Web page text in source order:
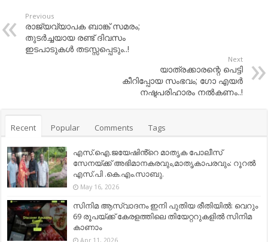
Previous
രാജ്യവ്യാപക ബാങ്ക് സമരം;
തുടര്‍ച്ചയായ രണ്ട് ദിവസം
ഇടപാടുകള്‍ തടസ്സപ്പെടും..!
Next
യാത്രക്കാരന്റെ പെട്ടി
കീറിപ്പോയ സംഭവം; ഗോ എയര്‍
നഷ്ടപരിഹാരം നല്‍കണം..!
Recent Popular Comments Tags
എസ്.ഐ.ജയേഷിൻ്റെ മാതൃക പോലീസ്
സേനയ്ക്ക് അഭിമാനകരവും,മാതൃകാപരവും: റൂറൽ
എസ്.പി .കെ.എം.സാബു.
May 16, 2026
സിനിമ ആസ്വാദനം ഇനി പുതിയ രീതിയിൽ: വെറും
69 രൂപയ്ക്ക് കേരളത്തിലെ തിയേറ്ററുകളിൽ സിനിമ
കാണാം
Apr 11, 2026